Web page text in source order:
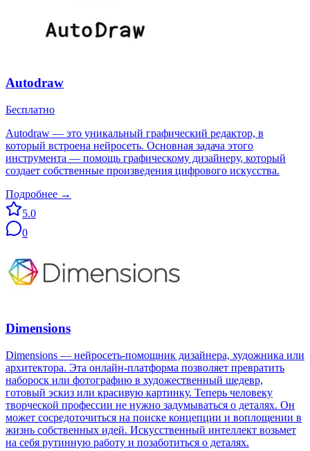
Autodraw
Бесплатно
Autodraw — это уникальный графический редактор, в
который встроена нейросеть. Основная задача этого
инструмента — помощь графическому дизайнеру, который
создает собственные произведения цифрового искусства.
Подробнее →
5.0
0
Dimensions
Dimensions — нейросеть-помощник дизайнера, художника или
архитектора. Эта онлайн-платформа позволяет превратить
набороск или фотографию в художественный шедевр,
готовый эскиз или красивую картинку. Теперь человеку
творческой профессии не нужно задумываться о деталях. Он
может сосредоточиться на поиске концепции и воплощении в
жизнь собственных идей. Искусственный интеллект возьмет
на себя рутинную работу и позаботиться о деталях.